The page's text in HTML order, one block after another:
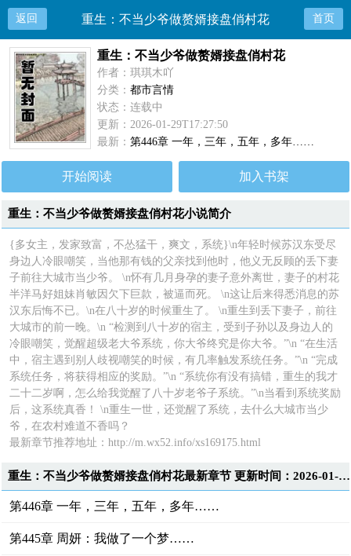
返回 重生：不当少爷做赘婿接盘俏村花 首页
重生：不当少爷做赘婿接盘俏村花
作者：琪琪木吖
分类：都市言情
状态：连载中
更新：2026-01-29T17:27:50
最新：第446章 一年，三年，五年，多年……
开始阅读 加入书架
重生：不当少爷做赘婿接盘俏村花小说简介
{多女主，发家致富，不怂猛干，爽文，系统}\n年轻时候苏汉东受尽
身边人冷眼嘲笑，当他那有钱的父亲找到他时，他义无反顾的丢下妻
子前往大城市当少爷。 \n怀有几月身孕的妻子意外离世，妻子的村花
半洋马好姐妹肖敏因欠下巨款，被逼而死。 \n这让后来得悉消息的苏
汉东后悔不已。\n在八十岁的时候重生了。 \n重生到丢下妻子，前往
大城市的前一晚。\n “检测到八十岁的宿主，受到子孙以及身边人的
冷眼嘲笑，觉醒超级老大爷系统，你大爷终究是你大爷。”\n “在生活
中，宿主遇到别人歧视嘲笑的时候，有几率触发系统任务。”\n “完成
系统任务，将获得相应的奖励。”\n “系统你有没有搞错，重生的我才
二十二岁啊，怎么给我觉醒了八十岁老爷子系统。”\n当看到系统奖励
后，这系统真香！ \n重生一世，还觉醒了系统，去什么大城市当少
爷，在农村难道不香吗？
最新章节推荐地址：http://m.wx52.info/xs169175.html
重生：不当少爷做赘婿接盘俏村花最新章节 更新时间：2026-01-29T17:27:50
第446章 一年，三年，五年，多年……
第445章 周妍：我做了一个梦……